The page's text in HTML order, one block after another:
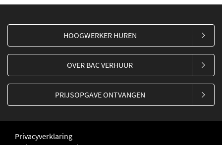
HOOGWERKER HUREN
OVER BAC VERHUUR
PRIJSOPGAVE ONTVANGEN
Privacyverklaring